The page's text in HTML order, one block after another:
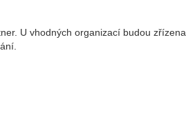
U vhodných organizací budou zřízena